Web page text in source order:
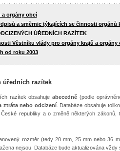
a orgány obcí
a směrnic týkajících se činnosti orgánů
ÚŘEDNÍCH RAZÍTEK
Věstníku vlády pro orgány krajů a orgány
od roku 2003
úředních razítek
razítek obsahujeabecedně (podle
ztráta nebo odcizení. Databáze obsahuje
republiky a o změně některých
rozměr (tedy 20 mm, 25 mm nebo 36
nejsou. Databáze bude aktualizována